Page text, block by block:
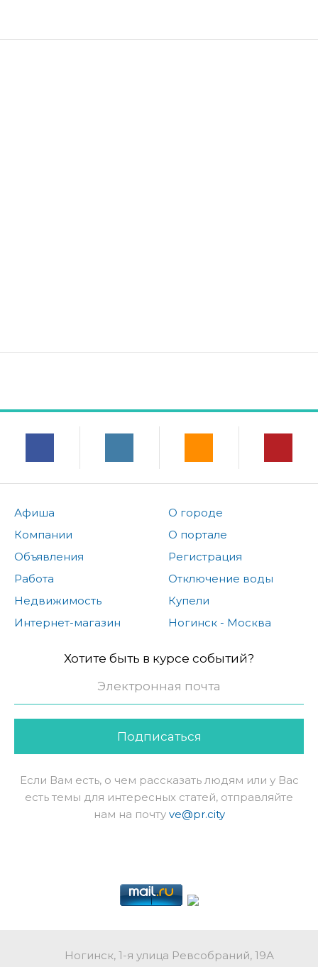
Афиша
Компании
Объявления
Работа
Недвижимость
Интернет-магазин
О городе
О портале
Регистрация
Отключение воды
Купели
Ногинск - Москва
Хотите быть в курсе событий?
Подписаться
Если Вам есть, о чем рассказать людям или у Вас
есть темы для интересных статей, отправляйте
нам на почту ve@pr.city
Ногинск, 1-я улица Ревсобраний, 19А